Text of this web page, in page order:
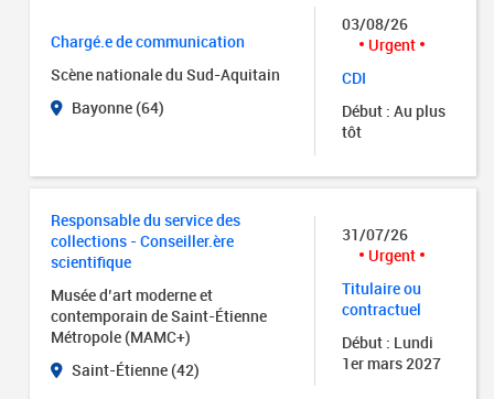
Chargé.e de communication
Scène nationale du Sud-Aquitain
Bayonne (64)
03/08/26
Urgent
CDI
Début : Au plus
tôt
Responsable du service des
collections - Conseiller.ère
scientifique
Musée d’art moderne et
contemporain de Saint-Étienne
Métropole (MAMC+)
Saint-Étienne (42)
31/07/26
Urgent
Titulaire ou
contractuel
Début : Lundi
1er mars 2027